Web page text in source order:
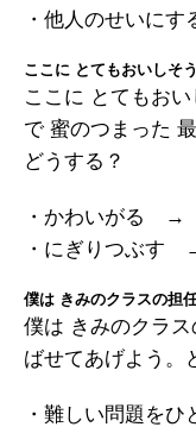
・他人のせいに
ここに とてもおいしそ
ここに とてもお
で 蜜のつまった
どうする？
・かわいがる →
・にぎりつぶす
僕は きみのクラスの担
僕は きみのクラ
ばせてあげよう。
・難しい問題を